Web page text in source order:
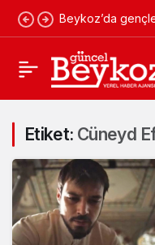
Beykoz’da
Etiket: Cüneyd